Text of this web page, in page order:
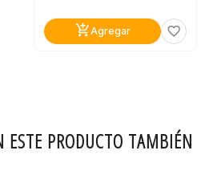
add_shopping_cartAgregar favorite_border
ESTE PRODUCTO TAMBIÉN